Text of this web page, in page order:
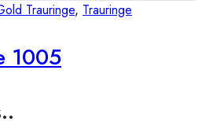
Trauringe, Trauringe
1005